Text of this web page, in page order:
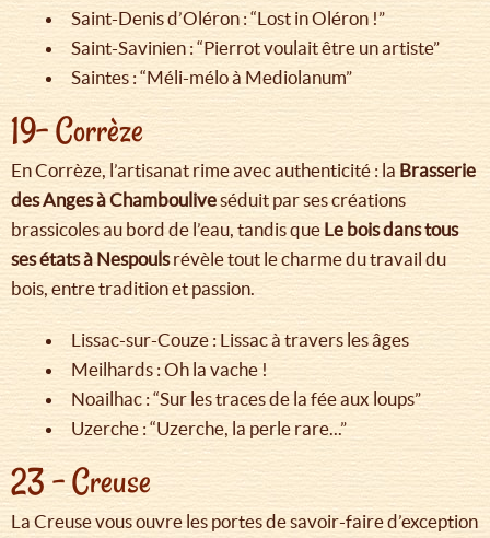
Saint-Denis d’Oléron : “Lost in Oléron !”
Saint-Savinien : “Pierrot voulait être un artiste”
Saintes : “Méli-mélo à Mediolanum”
19- Corrèze
En Corrèze, l’artisanat rime avec authenticité : la Brasserie
des Anges à Chambouliveséduit par ses créations
brassicoles au bord de l’eau, tandis que Le bois dans tous
ses états à Nespoulsrévèle tout le charme du travail du
bois, entre tradition et passion.
Lissac-sur-Couze : Lissac à travers les âges
Meilhards : Oh la vache !
Noailhac : “Sur les traces de la fée aux loups”
Uzerche : “Uzerche, la perle rare...”
23 – Creuse
La Creuse vous ouvre les portes de savoir-faire d’exception